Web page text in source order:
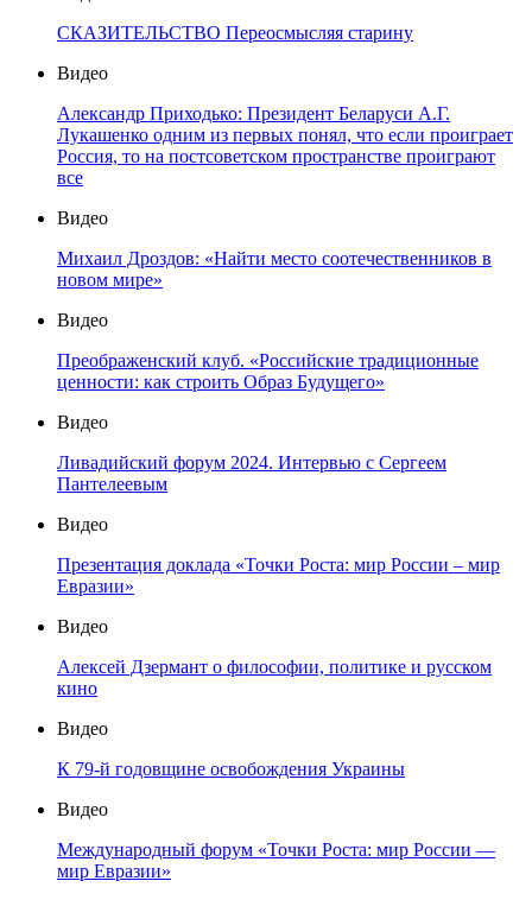
СКАЗИТЕЛЬСТВО Переосмысляя старину
Видео
Александр Приходько: Президент Беларуси А.Г.
Лукашенко одним из первых понял, что если проиграет
Россия, то на постсоветском пространстве проиграют
все
Видео
Михаил Дроздов: «Найти место соотечественников в
новом мире»
Видео
Преображенский клуб. «Российские традиционные
ценности: как строить Образ Будущего»
Видео
Ливадийский форум 2024. Интервью с Сергеем
Пантелеевым
Видео
Презентация доклада «Точки Роста: мир России – мир
Евразии»
Видео
Алексей Дзермант о философии, политике и русском
кино
Видео
К 79-й годовщине освобождения Украины
Видео
Международный форум «Точки Роста: мир России —
мир Евразии»